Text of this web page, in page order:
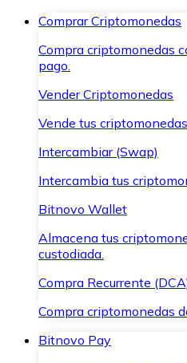
Comprar Criptomonedas
Compra criptomonedas
pago.
Vender Criptomonedas
Vende tus
Intercambiar (Swap)
Intercambia tus
Bitnovo Wallet
Almacena tus
custodiada.
Compra Recurrente
Compra criptomonedas
Bitnovo Pay